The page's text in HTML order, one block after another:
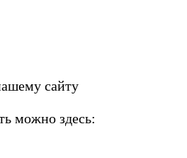
сайту
можно здесь: